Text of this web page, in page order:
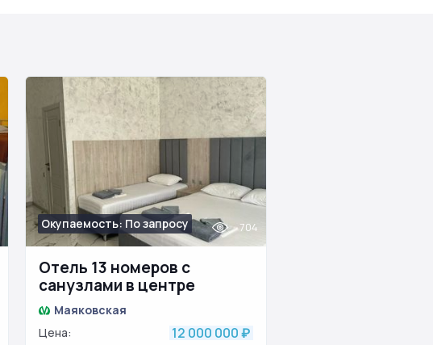
Отель 13 номеров с
санузлами в центре
Окупаемость: По запросу 704
Маяковская
Цена:
12 000 000 ₽